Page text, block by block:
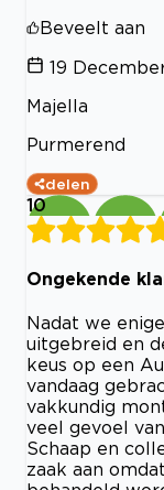
Beveelt aan
19
Majella
Purmerend
delen
10
Ongekende
Nadat we
uitgebreid en
keus op een
vandaag
vakkundig
veel gevoel
Schaap en
zaak aan